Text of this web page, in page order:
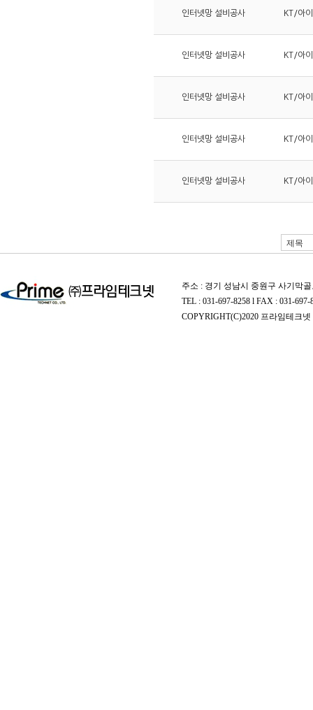
인터넷망 설비공사 KT/아
인터넷망 설비공사 KT/아
인터넷망 설비공사 KT/아
인터넷망 설비공사 KT/아
인터넷망 설비공사 KT/아
주소 : 경기 성남시 중원구 사기막
TEL : 031-697-8258 l FAX : 031-697-
COPYRIGHT(C)2020 프라임테크